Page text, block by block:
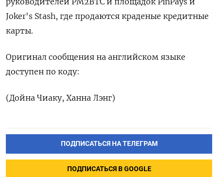
Joker's Stash, где продаются краденые кредитные
карты.
Оригинал сообщения на английском языке
доступен по коду:
(Дойна Чиаку, Ханна Лэнг)
ПОДПИСАТЬСЯ НА ТЕЛЕГРАМ
ПОДПИСАТЬСЯ В GOOGLE